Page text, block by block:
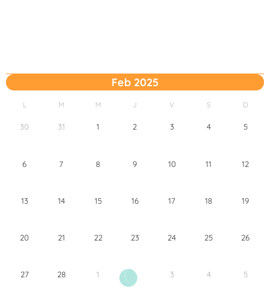
Feb 2025
L M M J V S D
30 31 1 2 3 4 5
6 7 8 9 10 11 12
13 14 15 16 17 18 19
20 21 22 23 24 25 26
27 28 1 2 3 4 5